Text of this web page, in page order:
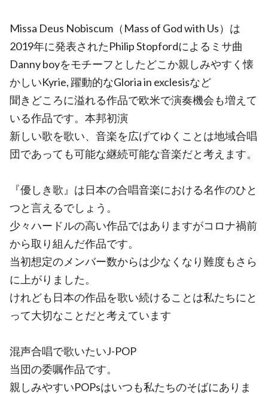
Missa Deus Nobiscum（Mass of God with Us）は
2019年に発表されたPhilip Stopfordによるミサ曲
Danny boyをモチーフとしたどこか親しみやすく懐
かしいKyrie, 躍動的なGloria in exclesisなど
聞きどころに溢れる作品で欧米で演奏機会も増えて
いる作品です。本邦初演
新しい歌を歌い、音楽を広げてゆくことは地域合唱
団であっても可能な継続可能な音楽だと考えます。
『優しき歌』は日本の合唱音楽における名作のひと
つと言えるでしょう。
少々ハードルの高い作品ではありますがコロナ禍前
から取り組んだ作品です。
当初想定のメンバー数からは少なくなり難度もさら
に上がりました。
けれども日本の作品を歌い続けることは私たちにと
って大切なことだと考えています
混声合唱で歌いたいJ-POP
当団の委嘱作品です。
親しみやすいPOPsはいつも私たちのそばにありま